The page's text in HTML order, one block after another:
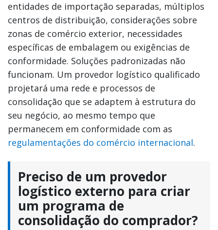
entidades de importação separadas, múltiplos
centros de distribuição, considerações sobre
zonas de comércio exterior, necessidades
específicas de embalagem ou exigências de
conformidade. Soluções padronizadas não
funcionam. Um provedor logístico qualificado
projetará uma rede e processos de
consolidação que se adaptem à estrutura do
seu negócio, ao mesmo tempo que
permanecem em conformidade com as
regulamentações do comércio internacional.
Preciso de um provedor
logístico externo para criar
um programa de
consolidação do comprador?